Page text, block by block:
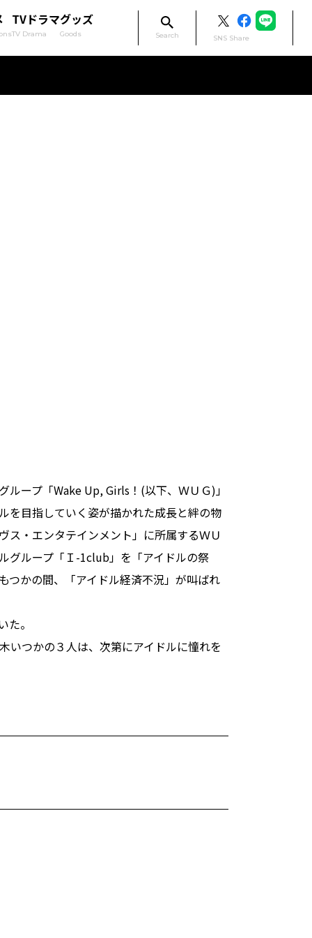
TVドラマ
TV Drama
グッズ
Goods Search SNS Share
ープ「Wake Up, Girls！(以下、ＷＵＧ)」
を目指していく姿が描かれた成長と絆の物
ス・エンタテインメント」に所属するＷＵ
グループ「Ｉ-1club」を「アイドルの祭
かの間、「アイドル経済不況」が叫ばれ
。
いつかの３人は、次第にアイドルに憧れを